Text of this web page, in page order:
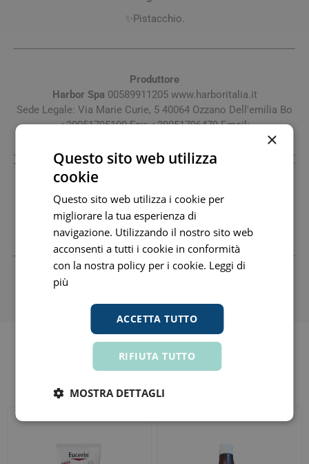
✨Pistacchio.
Produttore
Harbor Spa 00589911205 www.harboritalia.it
Sede Legale: Via Marie Curie, 5 40064 Ozzano Dell'emilia Bo
+39051795100 Fax: +39051796479 Email:
Harbor Spa00589911205 www.harboritalia.it
Sede Legale: Via Marie Curie, 5 40064 Ozzano Dell'emilia Bo
+39051795100 Fax: +39051796479 Email:
Tutti i prezzi includono l'IVA - Segnala informazioni inesatte
×
Questo sito web utilizza
cookie
Questo sito web utilizza i cookie per
migliorare la tua esperienza di
navigazione. Utilizzando il nostro sito web
acconsenti a tutti i cookie in conformità
con la nostra policy per i cookie. Leggi di
più
ACCETTA TUTTO
RIFIUTA TUTTO
MOSTRA DETTAGLI